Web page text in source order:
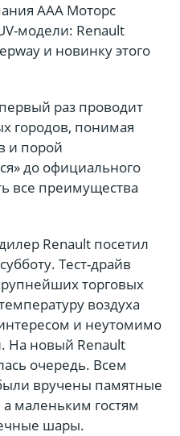
ААА Моторс
модели: Renault
и новинку этого
раз проводит
городов, понимая
и порой
до официального
все преимущества
Renault посетил
Тест-драйв
торговых
воздуха
и неутомимо
На новый Renault
очередь. Всем
вручены памятные
маленьким гостям
шары.